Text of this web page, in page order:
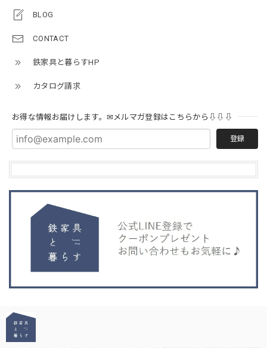
BLOG
CONTACT
鉄家具と暮らすHP
カタログ請求
お得な情報お届けします。✉メルマガ登録はこちらから⇩⇩⇩
登録